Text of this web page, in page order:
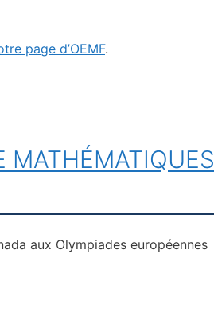
page d’OEMF.
MATHÉMATIQUES
aux Olympiades européennes